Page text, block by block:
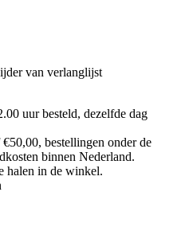
van verlanglijst
uur besteld, dezelfde dag
bestellingen onder de
binnen Nederland.
halen in de winkel.